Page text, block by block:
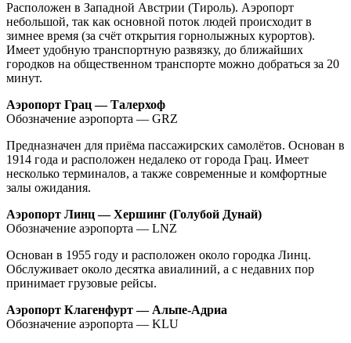
Расположен в Западной Австрии (Тироль). Аэропорт
небольшой, так как основной поток людей происходит в
зимнее время (за счёт открытия горнолыжных курортов).
Имеет удобную транспортную развязку, до ближайших
городков на общественном транспорте можно добраться за 20
минут.
Аэропорт Грац — Талерхоф
Обозначение аэропорта — GRZ
Предназначен для приёма пассажирских самолётов. Основан в
1914 года и расположен недалеко от города Грац. Имеет
несколько терминалов, а также современные и комфортные
залы ожидания.
Аэропорт Линц — Хершинг (Голубой Дунай)
Обозначение аэропорта — LNZ
Основан в 1955 году и расположен около городка Линц.
Обслуживает около десятка авиалиний, а с недавних пор
принимает грузовые рейсы.
Аэропорт Клагенфурт — Альпе-Адриа
Обозначение аэропорта — KLU